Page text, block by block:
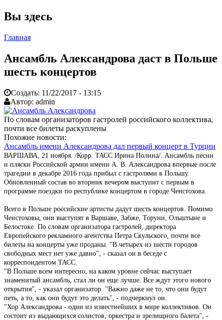
Вы здесь
Главная
Ансамбль Александрова даст в Польше
шесть концертов
Создать: 11/22/2017 - 13:15
Автор: admin
По словам организаторов гастролей российского коллектива,
почти все билеты раскуплены
Похожие новости:
Ансамбль имени Александрова дал первый концерт в Турции
ВАРШАВА, 21 ноября. /Корр. ТАСС Ирина Полина/. Ансамбль песни
и пляски Российской армии имени А. В. Александрова впервые после
трагедии в декабре 2016 года прибыл с гастролями в Польшу.
Обновленный состав во вторник вечером выступит с первым в
программе поездки по республике концертом в городе Ченстохова.
Всего в Польше российские артисты дадут шесть концертов. Помимо
Ченстоховы, они выступят в Варшаве, Забже, Торуни, Ольштыне и
Белостоке. По словам организатора гастролей, директора
Европейского рекламного агентства Петра Скульского, почти все
билеты на концерты уже проданы. "В четырех из шести городов
свободных мест нет уже давно", - сказал он в беседе с
корреспондентом ТАСС.
"В Польше всем интересно, на каком уровне сейчас выступает
знаменитый ансамбль, стал ли он еще лучше. Все ждут этого нового
открытия", - указал организатор. "Важно даже не то, что они будут
петь, а то, как они будут это делать", - подчеркнул он.
"Хор Александрова - один из известнейших в мире коллективов. Он
состоит из выдающихся солистов, оркестра и зрелищного балета", -